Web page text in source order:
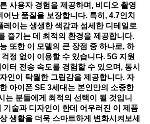
사용자 경험을 제공하며, 비디오 촬영
어난 품질을 보장합니다. 특히, 4.7인치
레이는 생생한 색감과 섬세한 디테일로
즐기는 데 최적의 환경을 제공합니다.
또한 이 모델의 큰 장점 중 하나로, 하
정 없이 이용할 수 있습니다. 5G 지원
터 전송 속도를 경험할 수 있으며, 동시
인이 탁월한 그립감을 제공합니다. 자
아이폰 SE 3세대는 본인만의 소중한
는 분들에게 최적의 선택이 될 것입니
기술과 디자인이 한데 어우러진 이 제품
생활을 더욱 스마트하게 변화시켜보세